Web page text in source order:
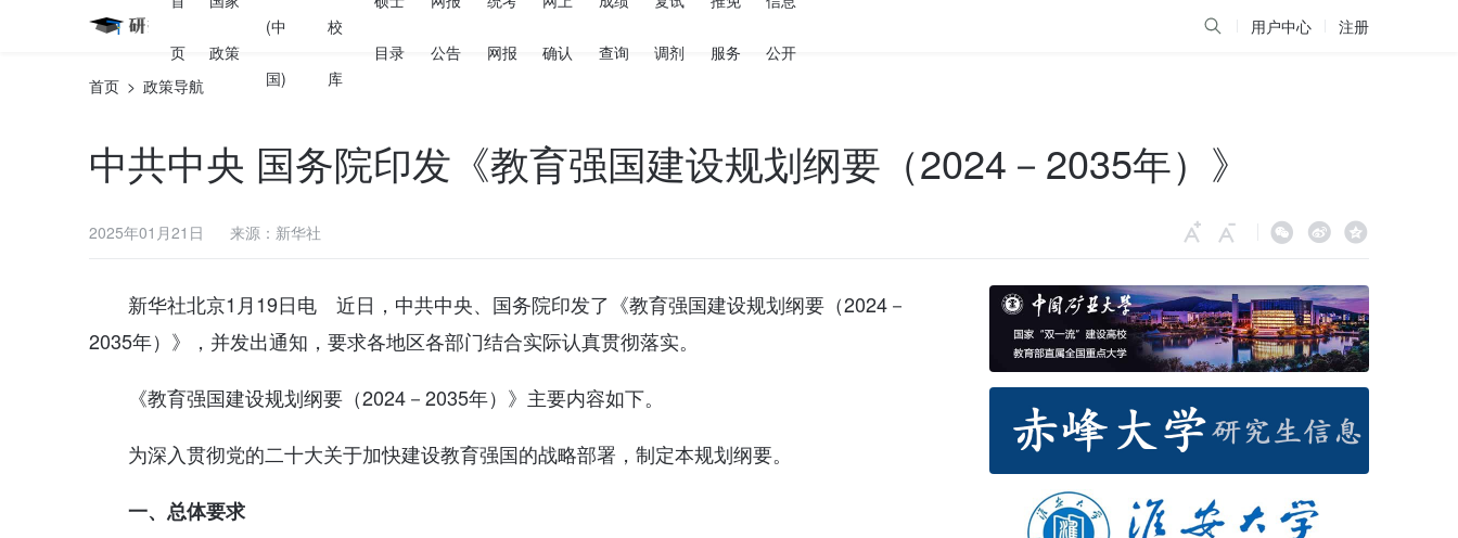
页 政策
(中
国)
校
库
目录 公告 网报 确认 查询 调剂 服务 公开
用户中心 注册
首页 > 政策导航
中共中央 国务院印发《教育强国建设规划纲要（2024－2035年）》
2025年01月21日 来源：新华社
新华社北京1月19日电 近日，中共中央、国务院印发了《教育强国建设规划纲要（2024－
2035年）》，并发出通知，要求各地区各部门结合实际认真贯彻落实。
《教育强国建设规划纲要（2024－2035年）》主要内容如下。
为深入贯彻党的二十大关于加快建设教育强国的战略部署，制定本规划纲要。
一、总体要求